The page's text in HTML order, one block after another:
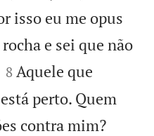
isso eu me opus
e sei que não


8 Aquele que
perto. Quem
contra mim?